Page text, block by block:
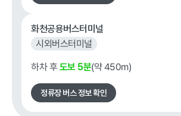
화천공용버스터미널
시외버스터미널
하차 후도보 5분(약 450m)
정류장 버스 정보 확인